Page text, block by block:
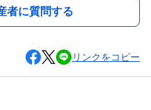
者に質問する
リンクをコピー